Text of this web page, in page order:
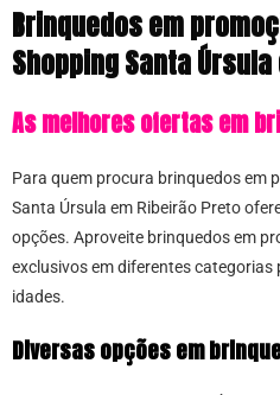
Brinquedos em
Shopping Santa
As melhores ofertas em
Para quem procura brinquedos em
Santa Úrsula em Ribeirão Preto
opções. Aproveite brinquedos em
exclusivos em diferentes
idades.
Diversas opções em